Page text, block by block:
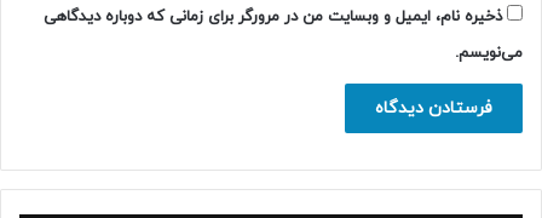
ذخیره نام، ایمیل و وبسایت من در مرورگر برای زمانی که دوباره دیدگاهی
می‌نویسم.